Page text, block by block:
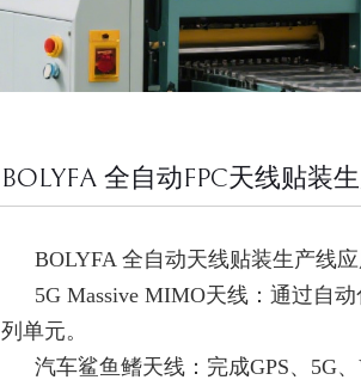
BOLYFA 全自动FPC天线贴装
BOLYFA 全自动天线贴装生产线应
5G Massive MIMO天线：通过自
列单元。
汽车鲨鱼鳍天线：完成GPS、5G